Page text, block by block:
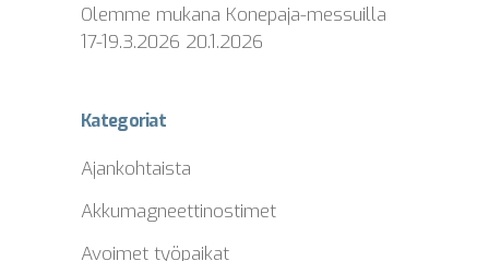
Olemme mukana Konepaja-messuilla
17-19.3.2026 20.1.2026
Kategoriat
Ajankohtaista
Akkumagneettinostimet
Avoimet työpaikat